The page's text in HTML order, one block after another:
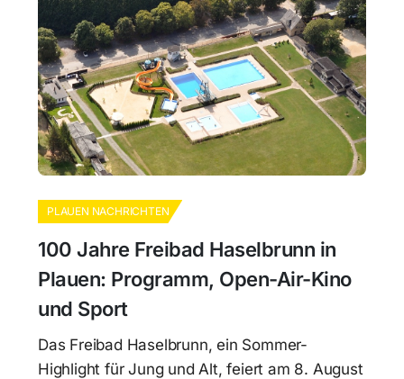
PLAUEN NACHRICHTEN
100 Jahre Freibad Haselbrunn in
Plauen: Programm, Open-Air-Kino
und Sport
Das Freibad Haselbrunn, ein Sommer-
Highlight für Jung und Alt, feiert am 8. August